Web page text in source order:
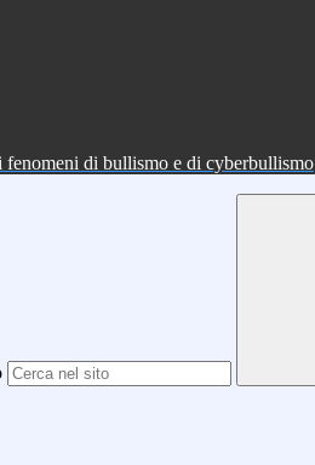
fenomeni di bullismo e di cyberbullismo